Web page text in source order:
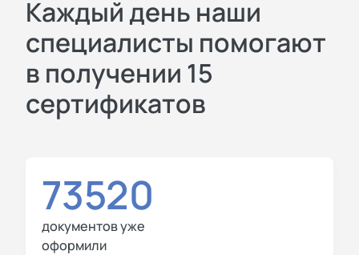
Каждый день наши
специалисты помогают
в получении 15
сертификатов
73520
документов уже
оформили